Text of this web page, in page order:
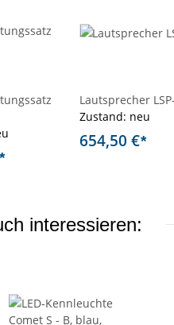
*
Lautsprecher
Zustand: neu
654,50 €*
interessieren: